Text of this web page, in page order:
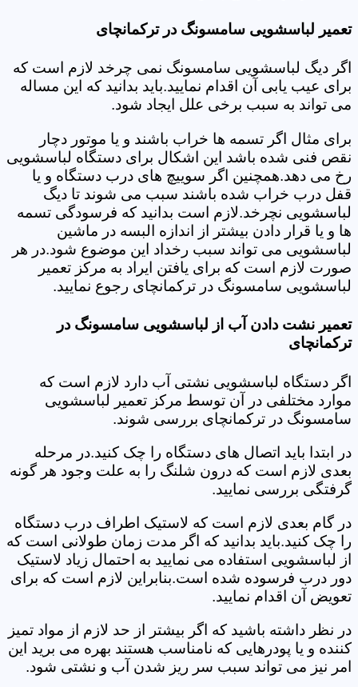
تعمیر لباسشویی سامسونگ در ترکمانچای
اگر دیگ لباسشویی سامسونگ نمی چرخد لازم است که
برای عیب یابی آن اقدام نمایید.باید بدانید که این مساله
می تواند به سبب برخی علل ایجاد شود.
برای مثال اگر تسمه ها خراب باشند و یا موتور دچار
نقص فنی شده باشد این اشکال برای دستگاه لباسشویی
رخ می دهد.همچنین اگر سوییچ های درب دستگاه و یا
قفل درب خراب شده باشند سبب می شوند تا دیگ
لباسشویی نچرخد.لازم است بدانید که فرسودگی تسمه
ها و یا قرار دادن بیشتر از اندازه البسه در ماشین
لباسشویی می تواند سبب رخداد این موضوع شود.در هر
صورت لازم است که برای یافتن ایراد به مرکز تعمیر
لباسشویی سامسونگ در ترکمانچای رجوع نمایید.
تعمیر نشت دادن آب از لباسشویی سامسونگ در
ترکمانچای
اگر دستگاه لباسشویی نشتی آب دارد لازم است که
موارد مختلفی در آن توسط مرکز تعمیر لباسشویی
سامسونگ در ترکمانچای بررسی شوند.
در ابتدا باید اتصال های دستگاه را چک کنید.در مرحله
بعدی لازم است که درون شلنگ را به علت وجود هر گونه
گرفتگی بررسی نمایید.
در گام بعدی لازم است که لاستیک اطراف درب دستگاه
را چک کنید.باید بدانید که اگر مدت زمان طولانی است که
از لباسشویی استفاده می نمایید به احتمال زیاد لاستیک
دور درب فرسوده شده است.بنابراین لازم است که برای
تعویض آن اقدام نمایید.
در نظر داشته باشید که اگر بیشتر از حد لازم از مواد تمیز
کننده و یا پودرهایی که نامناسب هستند بهره می برید این
امر نیز می تواند سبب سر ریز شدن آب و نشتی شود.